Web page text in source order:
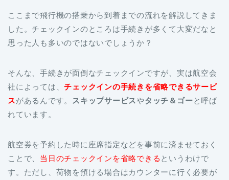
ここまで飛行機の搭乗から到着までの流れを解説してきま
した。チェックインのところは手続きが多くて大変だなと
思った人も多いのではないでしょうか？
そんな、手続きが面倒なチェックインですが、実は航空会
社によっては、チェックインの手続きを省略できるサービ
スがあるんです。 スキップサービスやタッチ＆ゴーと呼ば
れています。
航空券を予約した時に座席指定などを事前に済ませておく
ことで、 当日のチェックインを省略できる というわけで
す。ただし、荷物を預ける場合はカウンターに行く必要が